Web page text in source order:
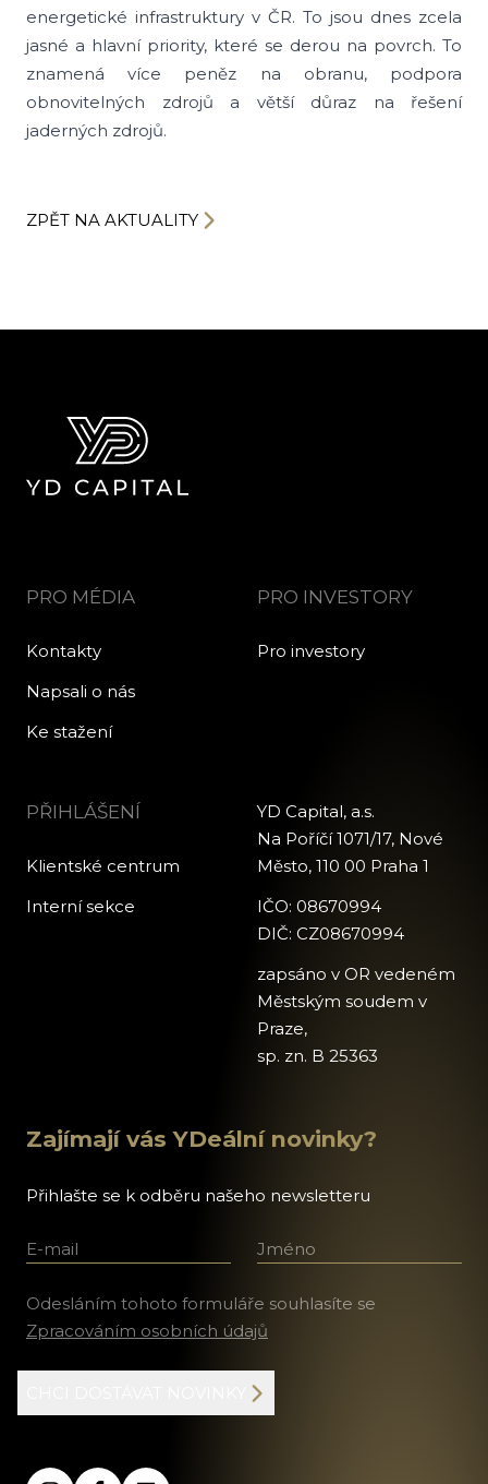
energetické infrastruktury v ČR. To jsou dnes zcela
jasné a hlavní priority, které se derou na povrch. To
znamená více peněz na obranu, podpora
obnovitelných zdrojů a větší důraz na řešení
jaderných zdrojů.
ZPĚT NA AKTUALITY
PRO MÉDIA
Kontakty
Napsali o nás
Ke stažení
PRO INVESTORY
Pro investory
PŘIHLÁŠENÍ
Klientské centrum
Interní sekce
YD Capital, a.s.
Na Poříčí 1071/17, Nové
Město, 110 00 Praha 1
IČO: 08670994
DIČ: CZ08670994
zapsáno v OR vedeném
Městským soudem v
Praze,
sp. zn. B 25363
Zajímají vás YDeální novinky?
Přihlašte se k odběru našeho newsletteru
E-mail Jméno a příjmení
Odesláním tohoto formuláře souhlasíte se
Zpracováním osobních údajů